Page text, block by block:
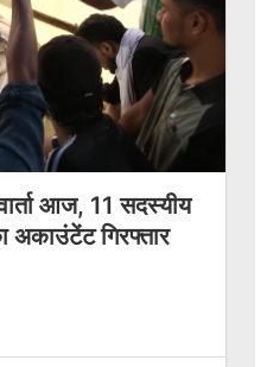
आज, 11 सदस्यीय
अकाउंटेंट गिरफ्तार